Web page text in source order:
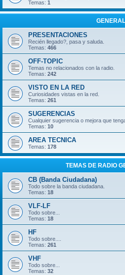
Temas: 1
GENERAL
PRESENTACIONES
Recién llegado?, pasa y saluda.
Temas: 466
OFF-TOPIC
Temas no relacionados con la radio.
Temas: 242
VISTO EN LA RED
Curiosidades vistas en la red.
Temas: 261
SUGERENCIAS
Cualquier sugerencia o mejora que
Temas: 10
AREA TECNICA
Temas: 178
TEMAS DE RADIO
CB (Banda Ciudadana)
Todo sobre la banda ciudadana.
Temas: 18
VLF-LF
Todo sobre...
Temas: 18
HF
Todo sobre....
Temas: 261
VHF
Todo sobre...
Temas: 32